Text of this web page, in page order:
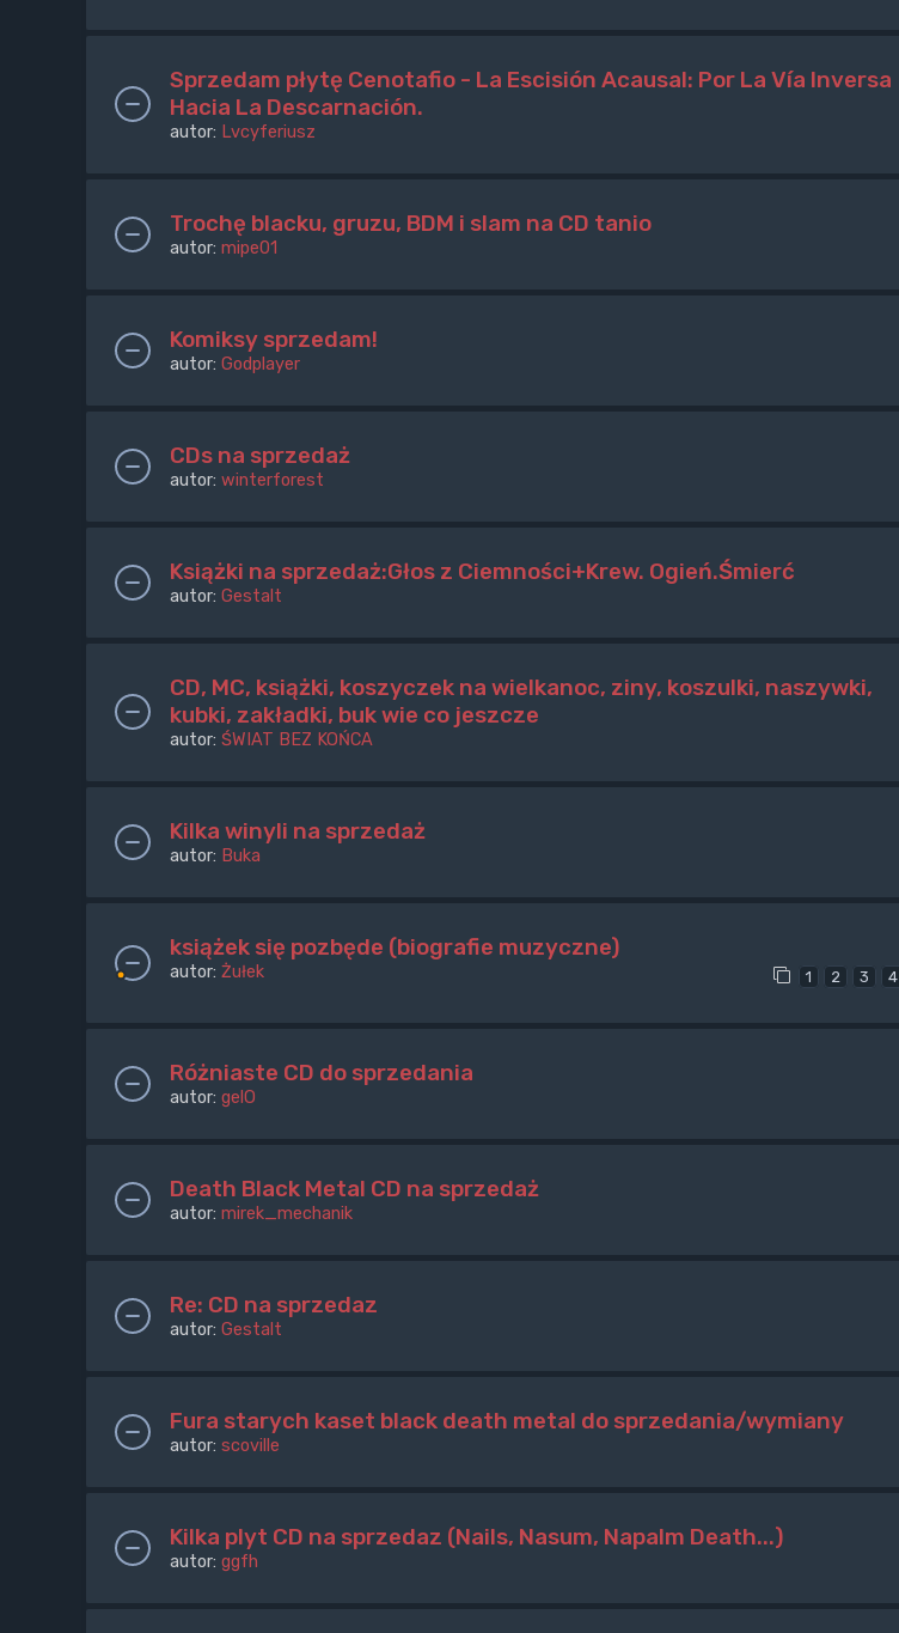
Sprzedam płytę Cenotafio - La Escisión Acausal: Por La Vía Inversa
Hacia La Descarnación.
autor: Lvcyferiusz
Trochę blacku, gruzu, BDM i slam na CD tanio
autor: mipe01
Komiksy sprzedam!
autor: Godplayer
CDs na sprzedaż
autor: winterforest
Książki na sprzedaż:Głos z Ciemności+Krew. Ogień.Śmierć
autor: Gestalt
CD, MC, książki, koszyczek na wielkanoc, ziny, koszulki, naszywki,
kubki, zakładki, buk wie co jeszcze
autor: ŚWIAT BEZ KOŃCA
Kilka winyli na sprzedaż
autor: Buka
książek się pozbęde (biografie muzyczne)
autor: Żułek 1 2 3 4
Różniaste CD do sprzedania
autor: gelO
Death Black Metal CD na sprzedaż
autor: mirek_mechanik
Re: CD na sprzedaz
autor: Gestalt
Fura starych kaset black death metal do sprzedania/wymiany
autor: scoville
Kilka plyt CD na sprzedaz (Nails, Nasum, Napalm Death...)
autor: ggfh